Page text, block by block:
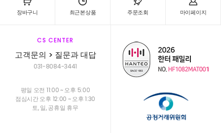
장바구니 최근본상품 주문조회 마이페이지
CS CENTER
고객문의 > 질문과 대답
031-8084-3441
평일 오전 11:00 ~ 오후 5:00
점심시간 오후 12:00 ~ 오후 1:30
토, 일, 공휴일 휴무